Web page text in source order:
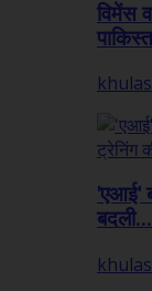
विमेंस
'एआई'
बदली...